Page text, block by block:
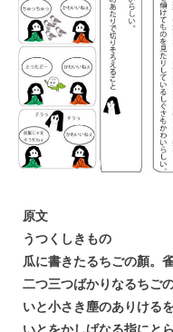
原文
うつくしきもの
瓜に書きたるちごの顏。
二つ三つばかりなるちご
いと小さき塵のありける
いとをかしげなる指にと